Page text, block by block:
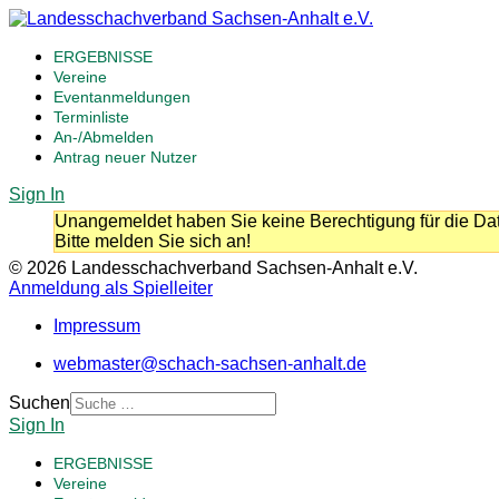
ERGEBNISSE
Vereine
Eventanmeldungen
Terminliste
An-/Abmelden
Antrag neuer Nutzer
Sign In
Unangemeldet haben Sie keine Berechtigung für die
Bitte melden Sie sich an!
© 2026 Landesschachverband Sachsen-Anhalt e.V.
Anmeldung als Spielleiter
Impressum
webmaster@schach-sachsen-anhalt.de
Suchen
Sign In
ERGEBNISSE
Vereine